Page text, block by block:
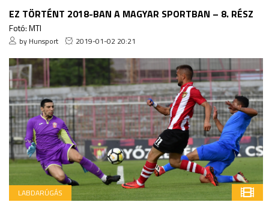
EZ TÖRTÉNT 2018-BAN A MAGYAR SPORTBAN – 8. RÉSZ
Fotó: MTI
by Hunsport 2019-01-02 20:21
LABDARÚGÁS